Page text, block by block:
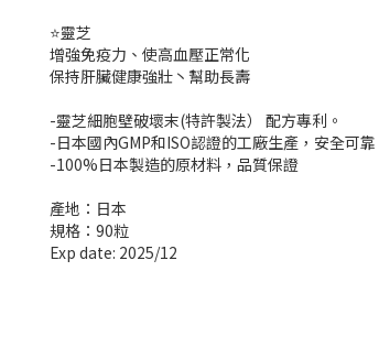
⭐️靈芝
增強免疫力、使高血壓正常化
保持肝臟健康強壯丶幫助長壽
-靈芝細胞壁破壞末(特許製法） 配方專利。
-日本國內GMP和ISO認證的工廠生產，安全可靠
-100%日本製造的原材料，品質保證
產地：日本
規格：90粒
Exp date: 2025/12